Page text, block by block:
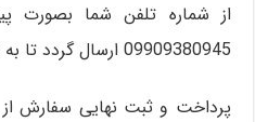
از شماره تلفن شما بصورت
09909380945 ارسال گردد تا به آن رسیدگی شود.
پرداخت و ثبت نهایی سفارش از